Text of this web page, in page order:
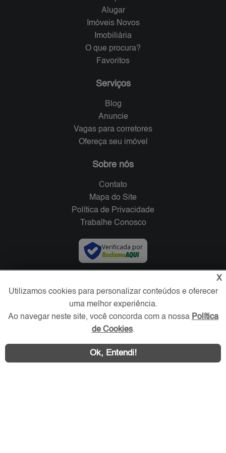
Alugar
Imóveis Novos
Imobiliária
O que procura?
Favoritos
Serviços
Blog
Anuncie
Vagas para corretores
Ofereça seu imóvel
Sobre nós
Contato
Mapa do Site
Política de Privacidade
Trabalhe Conosco
Verificada por
X
Utilizamos cookies para personalizar conteúdos e oferecer
uma melhor experiência.
Ao navegar neste site, você concorda com a nossa Política
de Cookies.
Ok, Entendi!